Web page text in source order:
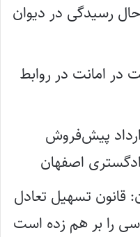
رسیدگی در دیوان
در امانت در روابط
پیش‌فروش
اصفهان
قانون تسهیل تعادل
را بر هم زده است